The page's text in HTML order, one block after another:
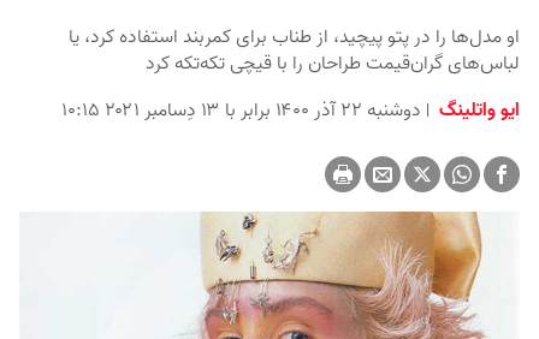
او مدل‌ها را در پتو پیچید، از طناب برای کمربند استفاده کرد، یا
لباس‌های گران‌قیمت طراحان را با قیچی تکه‌تکه کرد
ایو واتلینگ
دوشنبه ۲۲ آذر ۱۴۰۰ برابر با ۱۳ دِسامبر ۲۰۲۱ ۱۰:۱۵